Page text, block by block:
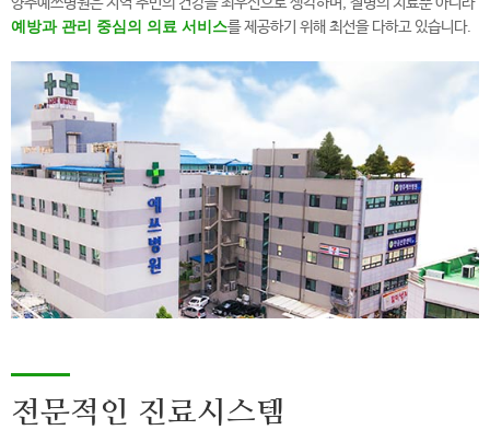
양주예쓰병원은 지역 주민의 건강을 최우선으로 생각하며, 질병의 치료뿐 아니라
예방과 관리 중심의 의료 서비스를제공하기 위해 최선을 다하고 있습니다.
전문적인 진료시스템